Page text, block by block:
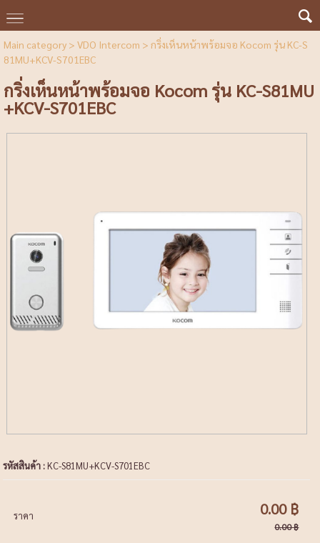
Main category> VDO Intercom > กริ่งเห็นหน้าพร้อมจอ Kocom รุ่น KC-S
81MU+KCV-S701EBC
กริ่งเห็นหน้าพร้อมจอ Kocom รุ่น KC-S81MU
+KCV-S701EBC
รหัสสินค้า :KC-S81MU+KCV-S701EBC
ราคา 0.00 ฿
0.00 ฿